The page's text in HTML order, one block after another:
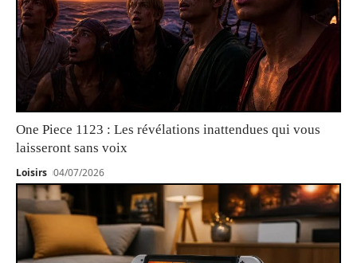
One Piece 1123 : Les révélations inattendues qui vous
laisseront sans voix
Loisirs 04/07/2026